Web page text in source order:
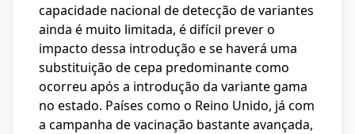
capacidade nacional de detecção de variantes
ainda é muito limitada, é difícil prever o
impacto dessa introdução e se haverá uma
substituição de cepa predominante como
ocorreu após a introdução da variante gama
no estado. Países como o Reino Unido, já com
a campanha de vacinação bastante avançada,